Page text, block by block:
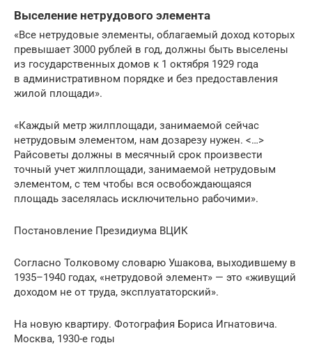
Выселение нетрудового элемента
«Все нетрудовые элементы, облагаемый доход которых
превышает 3000 рублей в год, должны быть выселены
из государственных домов к 1 октября 1929 года
в административном порядке и без предоставления
жилой площади».
«Каждый метр жилплощади, занимаемой сейчас
нетрудовым элементом, нам дозарезу нужен. <…>
Райсоветы должны в месячный срок произвести
точный учет жилплощади, занимаемой нетрудовым
элементом, с тем чтобы вся освобождающаяся
площадь заселялась исключительно рабочими».
Постановление Президиума ВЦИК
Согласно Толковому словарю Ушакова, выходившему в
1935–1940 годах, «нетрудовой элемент» — это «живущий
доходом не от труда, эксплуататорский».
На новую квартиру. Фотография Бориса Игнатовича.
Москва, 1930-е годы